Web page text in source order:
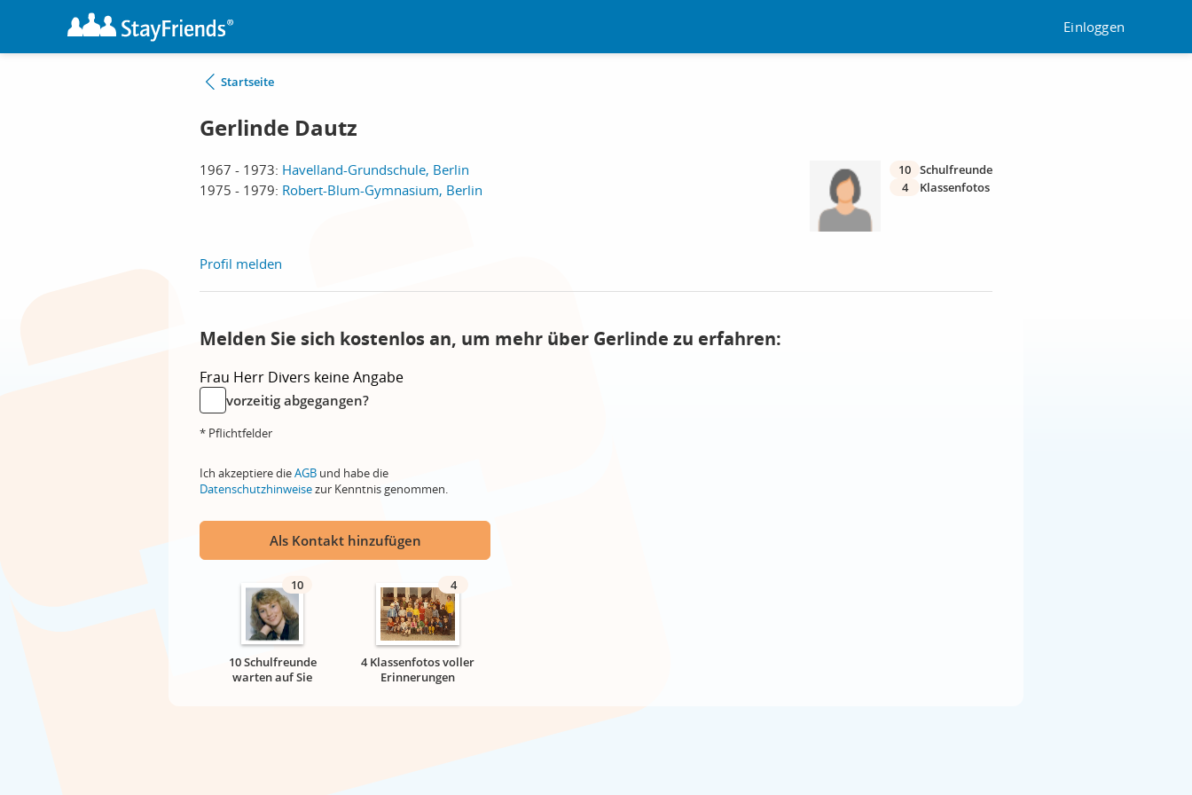
Einloggen
Startseite
Gerlinde Dautz
1967 - 1973: Havelland-Grundschule, Berlin
1975 - 1979: Robert-Blum-Gymnasium, Berlin
10 Schulfreunde
4
Klassenfotos
Profil melden
Melden Sie sich kostenlos an, um mehr über Gerlinde zu erfahren:
Frau Herr Divers keine Angabe
vorzeitig abgegangen?
* Pflichtfelder
Ich akzeptiere dieAGB und habe die
Datenschutzhinweisezur Kenntnis genommen.
Als Kontakt hinzufügen
10
10 Schulfreunde
warten auf Sie
4
4 Klassenfotos voller
Erinnerungen